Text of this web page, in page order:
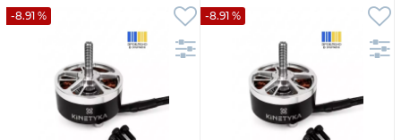
-8.91 % -8.91 %